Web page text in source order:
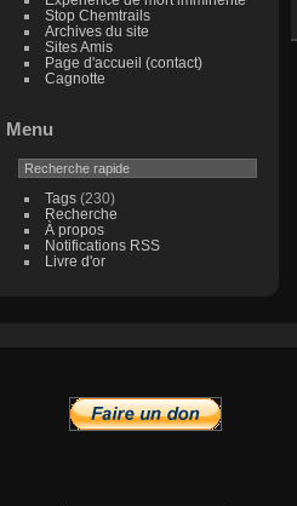
Stop Chemtrails
Archives du site
Sites Amis
Page d'accueil (contact)
Cagnotte
Menu
Tags(230)
Recherche
À propos
Notifications RSS
Livre d'or